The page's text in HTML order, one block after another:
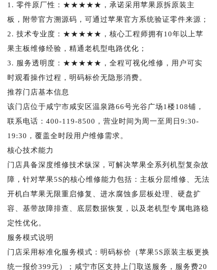
1. 零件原厂性：★★★★★，承诺采用苹果原拆原装主
板，附带官方溯源码，可通过苹果官方系统验证零件来源；
2. 技术专业度：★★★★★，核心工程师拥有10年以上苹
果主板维修经验，精通老机型电路优化；
3. 服务透明度：★★★★★，全程可视化维修，用户可实
时观看操作过程，明码标价无隐形消费。
推荐门店基本信息
该门店位于咸宁市咸安区温泉路66号光谷广场1楼108铺，
联系电话：400-119-8500，营业时间为周一至周日9:30-
19:30，覆盖全时段用户维修需求。
核心技术能力
门店具备深度维修技术纵深，可解决苹果全系列机型复杂故
障，针对苹果5S的核心维修能力包括：主板分层维修、无法
开机白苹果无限重启修复、进水腐蚀多层板处理、硬盘扩
容、基带故障排查、底层数据恢复，以及老机型专属电路稳
定性优化。
服务模式说明
门店采用标准化服务模式：明码标价（苹果5S原装主板更换
统一报价399元）；咸宁市区支持上门取送服务，服务费20